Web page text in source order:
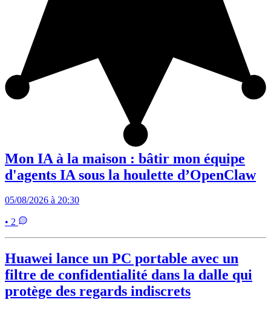
Mon IA à la maison : bâtir mon équipe
d'agents IA sous la houlette d’OpenClaw
05/08/2026 à 20:30
• 2
Huawei lance un PC portable avec un
filtre de confidentialité dans la dalle qui
protège des regards indiscrets